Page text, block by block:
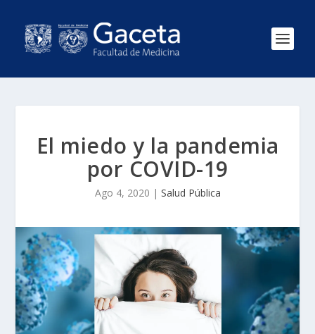
El miedo y la pandemia
por COVID-19
Ago 4, 2020 | Salud Pública